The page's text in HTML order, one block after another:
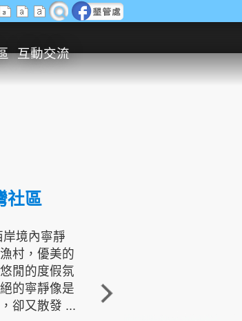
互動交流
社區
境內寧靜
村，優美的
閒的度假氛
的寧靜像是
卻又散發 ...
角的端點，冬季海浪拍打
著礁岸，旺盛的侵蝕作